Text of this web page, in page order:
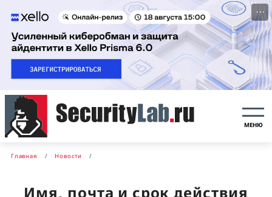
···
МЕНЮ
Главная Новости
Имя, почта и срок действия